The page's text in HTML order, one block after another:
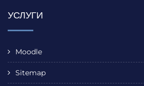
УСЛУГИ
Moodle
Sitemap